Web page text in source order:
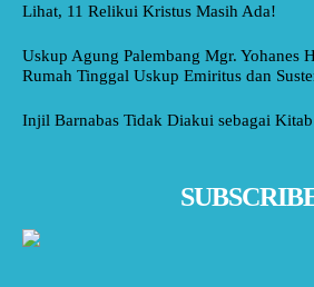
Lihat, 11 Relikui Kristus Masih Ada!
Uskup Agung Palembang Mgr. Yohanes
Rumah Tinggal Uskup Emiritus dan
Injil Barnabas Tidak Diakui sebagai